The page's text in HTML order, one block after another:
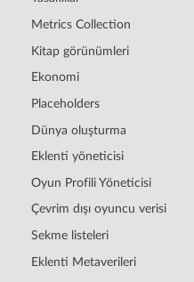
Metrics Collection
Kitap görünümleri
Ekonomi
Placeholders
Dünya oluşturma
Eklenti yöneticisi
Oyun Profili Yöneticisi
Çevrim dışı oyuncu verisi
Sekme listeleri
Eklenti Metaverileri